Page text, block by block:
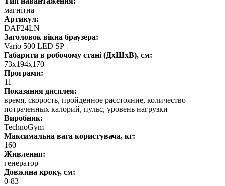
магнітна
Артикул:
DAF24LN
Заголовок вікна браузера:
Vario 500 LED SP
Габарити в робочому стані (ДхШхВ), см:
73x194x170
Програми:
11
Показання дисплея:
время, скорость, пройденное расстояние, количество
потраченных калорий, пульс, уровень нагрузки
Виробник:
TechnoGym
Максимальна вага користувача, кг:
160
Живлення:
генератор
Довжина кроку, см:
0-83